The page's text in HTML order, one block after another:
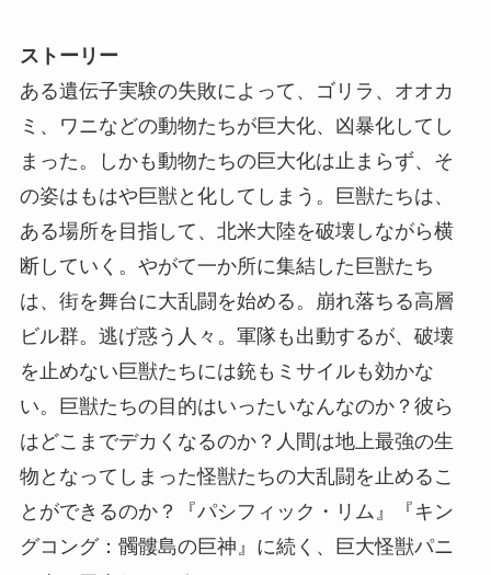
ストーリー
ある遺伝子実験の失敗によって、ゴリラ、オオカ
ミ、ワニなどの動物たちが巨大化、凶暴化してし
まった。しかも動物たちの巨大化は止まらず、そ
の姿はもはや巨獣と化してしまう。巨獣たちは、
ある場所を目指して、北米大陸を破壊しながら横
断していく。やがて一か所に集結した巨獣たち
は、街を舞台に大乱闘を始める。崩れ落ちる高層
ビル群。逃げ惑う人々。軍隊も出動するが、破壊
を止めない巨獣たちには銃もミサイルも効かな
い。巨獣たちの目的はいったいなんなのか？彼ら
はどこまでデカくなるのか？人間は地上最強の生
物となってしまった怪獣たちの大乱闘を止めるこ
とができるのか？『パシフィック・リム』『キン
グコング：髑髏島の巨神』に続く、巨大怪獣パニ